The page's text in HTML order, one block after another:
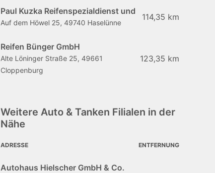
Paul Kuzka Reifenspezialdienst und
Auf dem Höwel 25, 49740 Haselünne
114,35 km
Reifen Bünger GmbH
Alte Löninger Straße 25, 49661
Cloppenburg
123,35 km
Weitere Auto & Tanken Filialen in der
Nähe
ADRESSE ENTFERNUNG
Autohaus Hielscher GmbH & Co.